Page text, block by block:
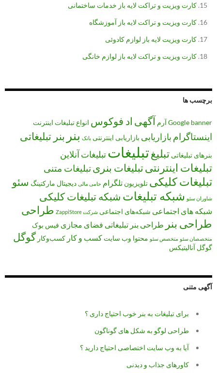
کارت ویزیت و تراکت لایه باز خدمات ساختمانی
کارت ویزیت و تراکت لایه باز آموزشگاه
کارت ویزیت لایه باز لوازم کادوئی
کارت ویزیت و تراکت لایه باز لوازم خانگی
برچسب ها
banner
Googleآرم آگهی اد فوکوس انواع تبلیغات اینترنت
اینستاگرام بازاریابی بازاریابی اینترنتی بانک بنر بنر تبلیغاتی
بنرهای تبلیغاتی تبلیغتبلیغاتتبلیغات آنلاین
تبلیغات اینترنتیتبلیغات بنریتبلیغات متنی
تبلیغات کلیکی تلویزیون تلگرام حامی مالی دیجیتال مارکتینگ سئو
شاوران سئو شبکه تبلیغات شبکه تبلیغات کلیکی
شبکه های اجتماعی شبکه‌های اجتماعی شرکت ZappiStore
طراحی
طراحی بنر طراحی بنر تبلیغاتی فضای مجازی فیس بوک
متخصصان سئو متخصص سئو محتوا وب سایت کسب و کار کسب‌وکار گوگل
گوگل آنالیتیکس
آگهی متنی
برای تبلیغات به بنر خوب احتیاج داری ؟
طراحی لوگو به شکل های گوناگون
آیا به وب سایت اختصاصی احتیاج دارید ؟
کاورهای جذاب و دیدنی